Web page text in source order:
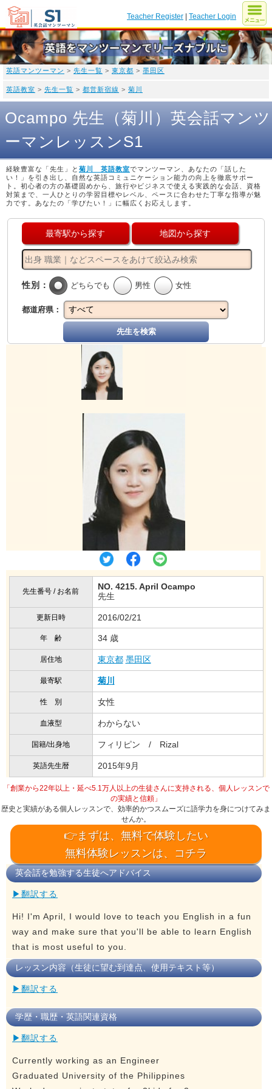
Teacher Register |Teacher Login
英語マンツーマン > 先生一覧 > 東京都 > 墨田区
英語教室 > 先生一覧 > 都営新宿線 > 菊川
Ocampo 先生（菊川）英会話マンツ
ーマンレッスンS1
経験豊富な「先生」と 菊川 英語教室でマンツーマン、あなたの「話した
い！」を引き出し、自然な英語コミュニケーション能力の向上を徹底サポー
ト。初心者の方の基礎固めから、旅行やビジネスで使える実践的な会話、資格
対策まで、一人ひとりの学習目標やレベル、ペースに合わせた丁寧な指導が魅
力です。あなたの「学びたい！」に幅広くお応えします。
最寄駅から探す 地図から探す
性別： どちらでも 男性 女性
都道府県：
先生を検索
先生番号 / お名前
NO. 4215. April Ocampo
先生
更新日時 2016/02/21
年 齢 34 歳
居住地 東京都 墨田区
最寄駅 菊川
性 別 女性
血液型 わからない
国籍/出身地 フィリピン / Rizal
英語先生暦 2015年9月
「創業から22年以上・延べ5.1万人以上の生徒さんに支持される、個人レッスンで
の実績と信頼」
歴史と実績がある個人レッスンで、効率的かつスムーズに語学力を身につけてみま
せんか。
👉まずは、無料で体験したい
無料体験レッスンは、コチラ
英会話を勉強する生徒へアドバイス
▶翻訳する
Hi! I'm April, I would love to teach you English in a fun
way and make sure that you'll be able to learn English
that is most useful to you.
レッスン内容（生徒に望む到達点、使用テキスト等）
▶翻訳する
学歴・職歴・英語関連資格
▶翻訳する
Currently working as an Engineer
Graduated University of the Philippines